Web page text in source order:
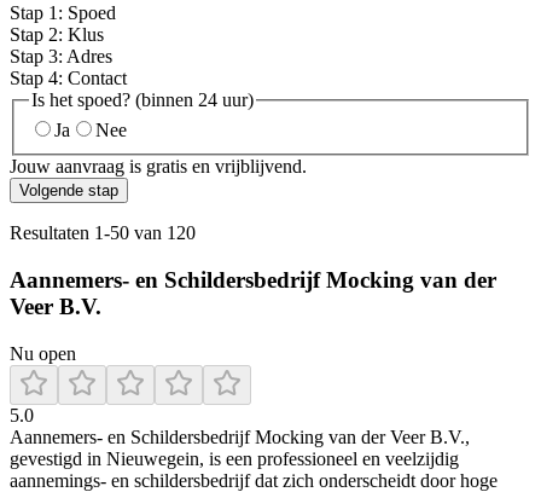
Stap 1 : Spoed
Stap 2: Klus
Stap 3: Adres
Stap 4: Contact
Is het spoed? (binnen 24 uur)
Ja
Nee
Jouw aanvraag is gratis en vrijblijvend.
Volgende stap
Resultaten 1-50 van 120
Aannemers- en Schildersbedrijf Mocking van der
Veer B.V.
Nu open
5.0
Aannemers‑ en Schildersbedrijf Mocking van der Veer B.V.,
gevestigd in Nieuwegein, is een professioneel en veelzijdig
aannemings‑ en schildersbedrijf dat zich onderscheidt door hoge